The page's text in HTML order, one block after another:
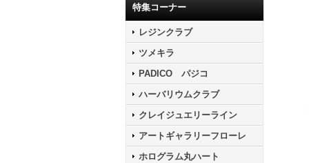
特集コーナー
レジンクラブ
ツメキラ
PADICO パジコ
ハーバリウムクラブ
クレイジュエリーライン
アートギャラリーフローレ
ホログラム丸ハート